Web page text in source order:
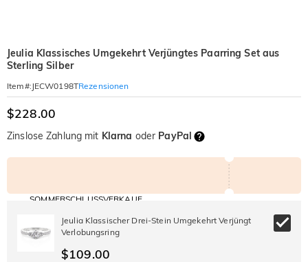
Jeulia Klassisches Umgekehrt Verjüngtes Paarring Set aus
Sterling Silber
Item#: JECW0198TRezensionen
$228.00
Zinslose Zahlung mit Klarna oder PayPal
SOMMERSCHLUSSVERKAUF
10% RABATT
AUF ALLES
AUF DEN 2.
ARTIKEL
SUMMER
Kopieren
Jeulia Klassischer Drei-Stein Umgekehrt Verjüngt
Verlobungsring
$109.00